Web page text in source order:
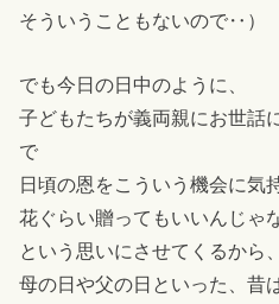
そういうこともないので‥）
でも今日の日中のように、
子どもたちが義両親にお世話
で
日頃の恩をこういう機会に気
花ぐらい贈ってもいいんじゃ
という思いにさせてくるから、
母の日や父の日といった、昔